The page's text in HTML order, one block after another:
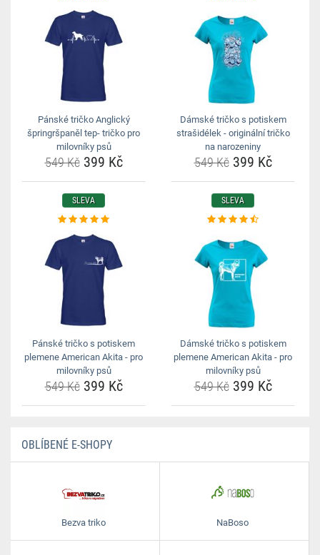
Pánské tričko Anglický
špringršpaněl tep- tričko pro
milovníky psů
549 Kč399 Kč
Dámské tričko s potiskem
strašidélek - originální tričko
na narozeniny
549 Kč399 Kč
SLEVA
Pánské tričko s potiskem
plemene American Akita - pro
milovníky psů
549 Kč399 Kč
SLEVA
Dámské tričko s potiskem
plemene American Akita - pro
milovníky psů
549 Kč399 Kč
OBLÍBENÉ E-SHOPY
Bezva triko NaBoso